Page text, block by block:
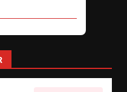
ATAMA:
NE